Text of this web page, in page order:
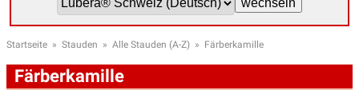
Startseite » Stauden » Alle Stauden (A-Z) » Färberkamille
Färberkamille